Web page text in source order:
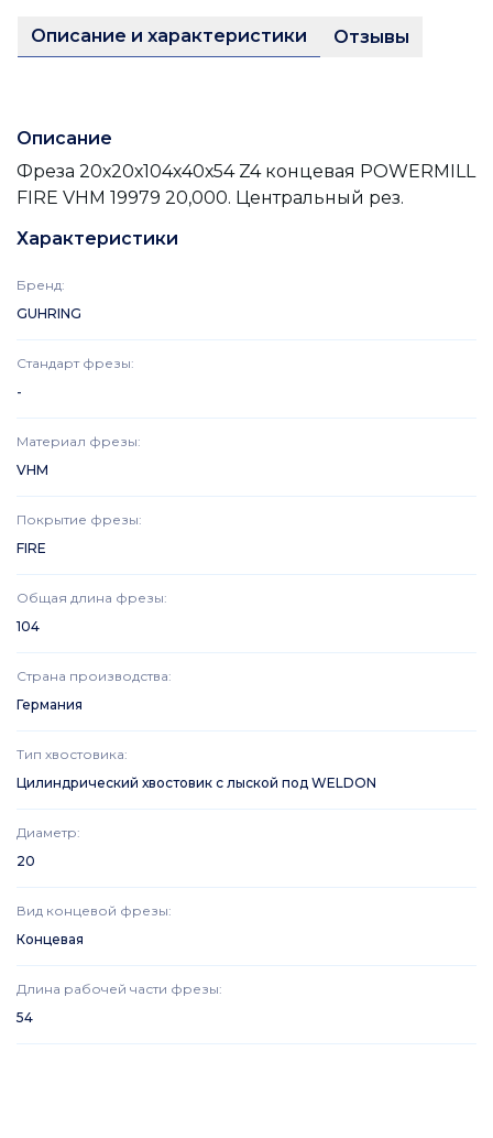
Описание и характеристики Отзывы
Описание
Фреза 20х20х104х40х54 Z4 концевая POWERMILL
FIRE VHM 19979 20,000. Центральный рез.
Характеристики
Бренд:
GUHRING
Стандарт фрезы:
-
Материал фрезы:
VHM
Покрытие фрезы:
FIRE
Общая длина фрезы:
104
Страна производства:
Германия
Тип хвостовика:
Цилиндрический хвостовик с лыской под WELDON
Диаметр:
20
Вид концевой фрезы:
Концевая
Длина рабочей части фрезы:
54